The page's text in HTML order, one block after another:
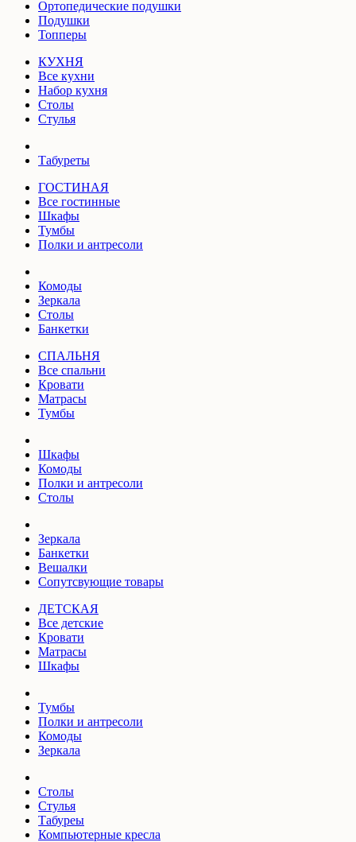
Ортопедические подушки
Подушки
Топперы
КУХНЯ
Все кухни
Набор кухня
Столы
Стулья
Табуреты
ГОСТИНАЯ
Все гостинные
Шкафы
Тумбы
Полки и антресоли
Комоды
Зеркала
Столы
Банкетки
СПАЛЬНЯ
Все спальни
Кровати
Матрасы
Тумбы
Шкафы
Комоды
Полки и антресоли
Столы
Зеркала
Банкетки
Вешалки
Сопутсвующие товары
ДЕТСКАЯ
Все детские
Кровати
Матрасы
Шкафы
Тумбы
Полки и антресоли
Комоды
Зеркала
Столы
Стулья
Табуреы
Компьютерные кресла